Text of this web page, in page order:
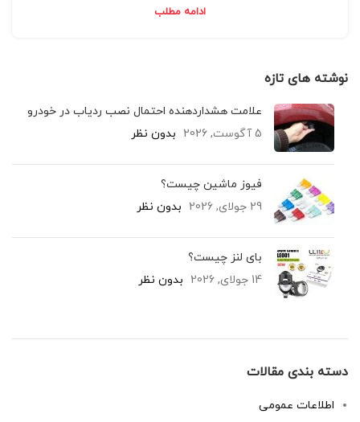
ادامه مطلب
نوشته های تازه
علامت هشداردهنده احتمال نصب ردیاب در خودرو
5 آگوست, 2026
بدون نظر
فیوز ماشین چیست؟
29 جولای, 2026
بدون نظر
بای لنز چیست؟
14 جولای, 2026
بدون نظر
دسته بندی مقالات
اطلاعات عمومی